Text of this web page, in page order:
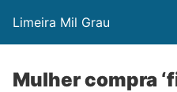
Limeira Mil Grau
Mulher compra